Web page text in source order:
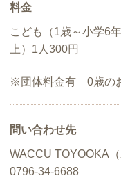
料金
こども（1歳～小学6
上）1人300円
※団体料金有 0歳の
問い合わせ先
WACCU TOYOOKA
0796-34-6688